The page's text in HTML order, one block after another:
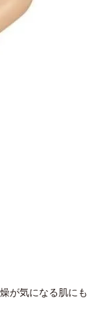
が気になる肌にも